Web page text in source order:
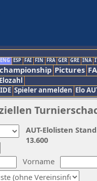
ENG ESP FAI FIN FRA GER GRE INA
Pictures
Spieler anmelden Elo
Vorname
AUT-Elolisten
13.600